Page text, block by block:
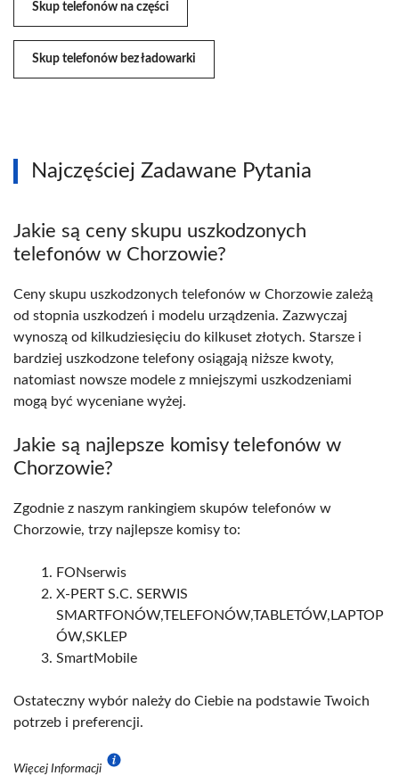
Skup telefonów na części
Skup telefonów bez ładowarki
Najczęściej Zadawane Pytania
Jakie są ceny skupu uszkodzonych
telefonów w Chorzowie?
Ceny skupu uszkodzonych telefonów w Chorzowie zależą
od stopnia uszkodzeń i modelu urządzenia. Zazwyczaj
wynoszą od kilkudziesięciu do kilkuset złotych. Starsze i
bardziej uszkodzone telefony osiągają niższe kwoty,
natomiast nowsze modele z mniejszymi uszkodzeniami
mogą być wyceniane wyżej.
Jakie są najlepsze komisy telefonów w
Chorzowie?
Zgodnie z naszym rankingiem skupów telefonów w
Chorzowie, trzy najlepsze komisy to:
FONserwis
X-PERT S.C. SERWIS
SMARTFONÓW,TELEFONÓW,TABLETÓW,LAPTOP
ÓW,SKLEP
SmartMobile
Ostateczny wybór należy do Ciebie na podstawie Twoich
potrzeb i preferencji.
Więcej Informacji